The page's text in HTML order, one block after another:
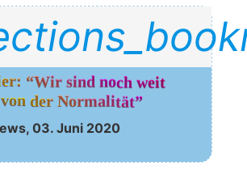
der Normalität”
03. Juni 2020